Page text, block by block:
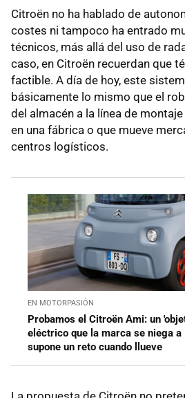
Citroën no ha hablado de
costes ni tampoco ha entrado
técnicos, más allá del uso de
caso, en Citroën recuerdan que
factible. A día de hoy, este
básicamente lo mismo que el
del almacén a la línea de
en una fábrica o que mueve
centros logísticos.
EN MOTORPASIÓN
Probamos el Citroën Ami: un
eléctrico que la marca se niega
supone un reto cuando llueve